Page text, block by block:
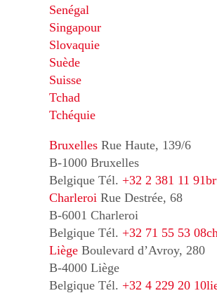
Senégal
Singapour
Slovaquie
Suède
Suisse
Tchad
Tchéquie
Bruxelles Rue Haute, 139/6
B-1000 Bruxelles
Belgique Tél. +32 2 381 11 91
Charleroi Rue Destrée, 68
B-6001 Charleroi
Belgique Tél. +32 71 55 53 08
Liège Boulevard d’Avroy, 280
B-4000 Liège
Belgique Tél. +32 4 229 20 10